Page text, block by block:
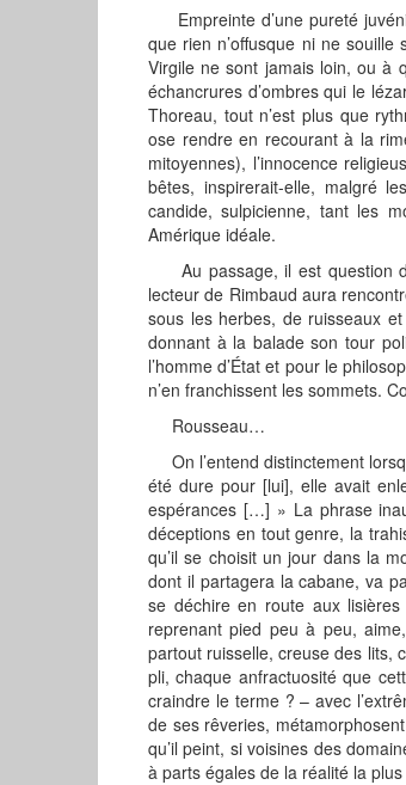
Empreinte d’une pureté
que rien n’offusque ni ne souille
Virgile ne sont jamais loin, ou à
échancrures d’ombres qui le
Thoreau, tout n’est plus que
ose rendre en recourant à la
mitoyennes), l’innocence
bêtes, inspirerait-elle, malgré
candide, sulpicienne, tant les
Amérique idéale.
Au passage, il est question
lecteur de Rimbaud aura
sous les herbes, de ruisseaux
donnant à la balade son tour
l’homme d’État et pour le
n’en franchissent les sommets.
Rousseau…
On l’entend distinctement
été dure pour [lui], elle avait
espérances […] » La phrase
déceptions en tout genre, la
qu’il se choisit un jour dans la
dont il partagera la cabane, va
se déchire en route aux
reprenant pied peu à peu,
partout ruisselle, creuse des lits,
pli, chaque anfractuosité que
craindre le terme ? – avec
de ses rêveries,
qu’il peint, si voisines des
à parts égales de la réalité la